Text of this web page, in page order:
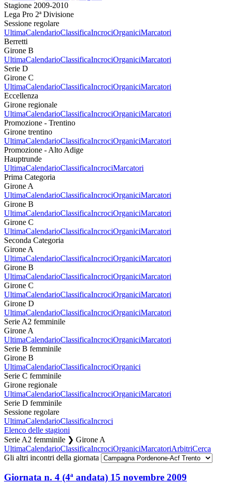
Stagione 2009-2010
Lega Pro 2ª Divisione
Sessione regolare
UltimaCalendarioClassificaIncrociOrganiciMarcatori
Berretti
Girone B
UltimaCalendarioClassificaIncrociOrganiciMarcatori
Serie D
Girone C
UltimaCalendarioClassificaIncrociOrganiciMarcatori
Eccellenza
Girone regionale
UltimaCalendarioClassificaIncrociOrganiciMarcatori
Promozione - Trentino
Girone trentino
UltimaCalendarioClassificaIncrociOrganiciMarcatori
Promozione - Alto Adige
Hauptrunde
UltimaCalendarioClassificaIncrociMarcatori
Prima Categoria
Girone A
UltimaCalendarioClassificaIncrociOrganiciMarcatori
Girone B
UltimaCalendarioClassificaIncrociOrganiciMarcatori
Girone C
UltimaCalendarioClassificaIncrociOrganiciMarcatori
Seconda Categoria
Girone A
UltimaCalendarioClassificaIncrociOrganiciMarcatori
Girone B
UltimaCalendarioClassificaIncrociOrganiciMarcatori
Girone C
UltimaCalendarioClassificaIncrociOrganiciMarcatori
Girone D
UltimaCalendarioClassificaIncrociOrganiciMarcatori
Serie A2 femminile
Girone A
UltimaCalendarioClassificaIncrociOrganiciMarcatori
Serie B femminile
Girone B
UltimaCalendarioClassificaIncrociOrganici
Serie C femminile
Girone regionale
UltimaCalendarioClassificaIncrociOrganiciMarcatori
Serie D femminile
Sessione regolare
UltimaCalendarioClassificaIncroci
Elenco delle stagioni
Serie A2 femminile ❯ Girone A
UltimaCalendarioClassificaIncrociOrganiciMarcatoriArbitriCerca
Gli altri incontri della giornata
Giornata n. 4 (4ª andata) 15 novembre 2009